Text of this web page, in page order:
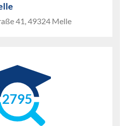
41, 49324 Melle
2795